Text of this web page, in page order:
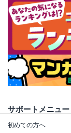
サポートメニュー
初めての方へ